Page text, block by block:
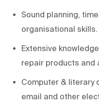
Sound planning,
organisational skills.
Extensive
repair products and
Computer & literary
email and other